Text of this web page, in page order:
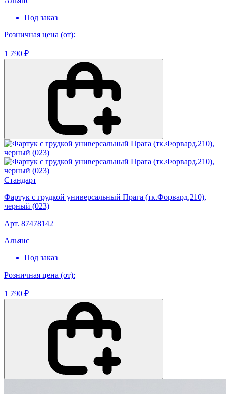
Под заказ
Розничная цена (от):
1 790 ₽
Стандарт
Фартук с грудкой универсальный Прага (тк.Форвард,210),
черный (023)
Арт. 87478142
Альянс
Под заказ
Розничная цена (от):
1 790 ₽